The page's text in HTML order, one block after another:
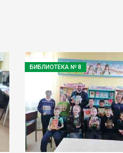
БИБЛИОТЕКА № 8